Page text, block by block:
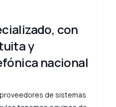
con
y
nacional
de sistemas